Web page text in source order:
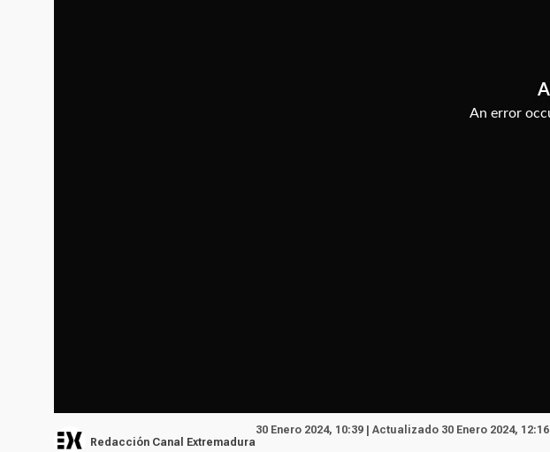
Redacción Canal Extremadura
30 Enero 2024, 10:39 | Actualizado 30 Enero 2024, 12:16